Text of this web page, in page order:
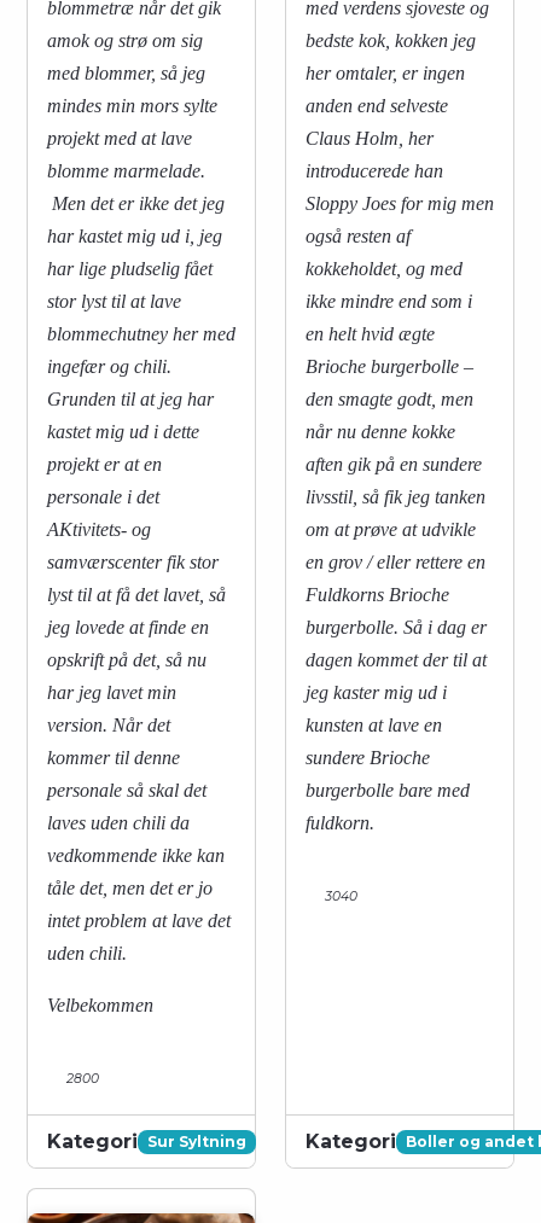
blommetræ når det gik
amok og strø om sig
med blommer, så jeg
mindes min mors sylte
projekt med at lave
blomme marmelade.
Men det er ikke det jeg
har kastet mig ud i, jeg
har lige pludselig fået
stor lyst til at lave
blommechutney her med
ingefær og chili.
Grunden til at jeg har
kastet mig ud i dette
projekt er at en
personale i det
AKtivitets- og
samværscenter fik stor
lyst til at få det lavet, så
jeg lovede at finde en
opskrift på det, så nu
har jeg lavet min
version. Når det
kommer til denne
personale så skal det
laves uden chili da
vedkommende ikke kan
tåle det, men det er jo
intet problem at lave det
uden chili.
Velbekommen
2800
Kategori Sur Syltning
med verdens sjoveste og
bedste kok, kokken jeg
her omtaler, er ingen
anden end selveste
Claus Holm, her
introducerede han
Sloppy Joes for mig men
også resten af
kokkeholdet, og med
ikke mindre end som i
en helt hvid ægte
Brioche burgerbolle –
den smagte godt, men
når nu denne kokke
aften gik på en sundere
livsstil, så fik jeg tanken
om at prøve at udvikle
en grov / eller rettere en
Fuldkorns Brioche
burgerbolle. Så i dag er
dagen kommet der til at
jeg kaster mig ud i
kunsten at lave en
sundere Brioche
burgerbolle bare med
fuldkorn.
3040
Kategori Boller og andet